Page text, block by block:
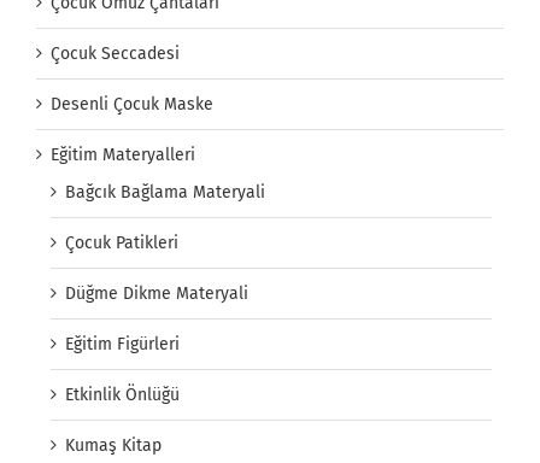
Çocuk Seccadesi
Desenli Çocuk Maske
Eğitim Materyalleri
Bağcık Bağlama Materyali
Çocuk Patikleri
Düğme Dikme Materyali
Eğitim Figürleri
Etkinlik Önlüğü
Kumaş Kitap